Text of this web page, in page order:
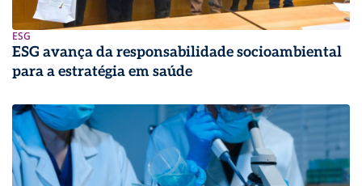
ESG
ESG avança da responsabilidade socioambiental
para a estratégia em saúde